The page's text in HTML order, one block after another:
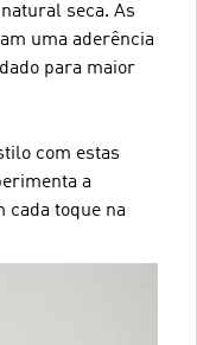
seca. As
uma aderência
para maior
com estas
a
cada toque na